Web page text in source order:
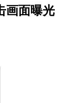
画面曝光